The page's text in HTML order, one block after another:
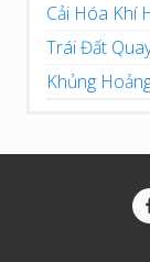
Cải Hóa Khí
Trái Đất
Khủng